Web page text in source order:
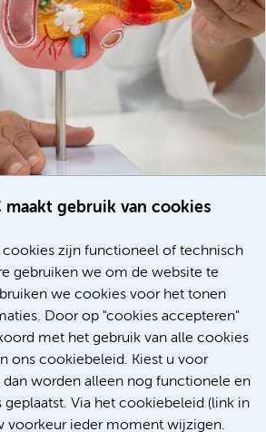
maakt gebruik van cookies
cookies zijn functioneel of technisch
gebruiken we om de website te
we cookies voor het tonen
Door op "cookies accepteren"
met het gebruik van alle cookies
ons cookiebeleid. Kiest u voor
dan worden alleen nog functionele en
Via het cookiebeleid (link in
voorkeur ieder moment wijzigen.
verbeteren
Meer